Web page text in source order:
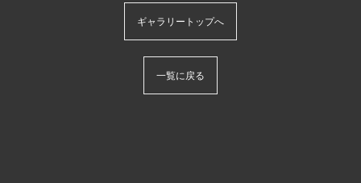
ギャラリートップへ
一覧に戻る